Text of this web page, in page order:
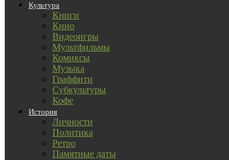
Культура
Книги
Кино
Видеоигры
Мультфильмы
Комиксы
Музыка
Граффити
Субкультуры
Кофе
История
Личности
Политика
Ретро
Памятные даты